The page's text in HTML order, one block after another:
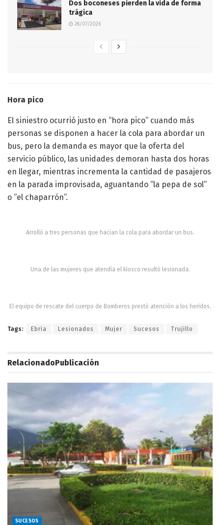
Dos boconeses pierden la vida de forma
trágica
28/07/2026
Hora pico
El siniestro ocurrió justo en “hora pico” cuando más
personas se disponen a hacer la cola para abordar un
bus, pero la demanda es mayor que la oferta del
servicio público, las unidades demoran hasta dos horas
en llegar, mientras incrementa la cantidad de pasajeros
en la parada improvisada, aguantando “la pepa de sol”
o “el chaparrón”.
Arrolló a tres personas que hacían la cola para abordar un bus.
Una de las mujeres que atendía el kiosco resultó lesionada.
El equipo de rescate del cuerpo de Bomberos prestó atención a los heridos.
Tags: Ebria Lesionados Mujer Sucesos Trujillo
RelacionadoPublicación
SUCESOS